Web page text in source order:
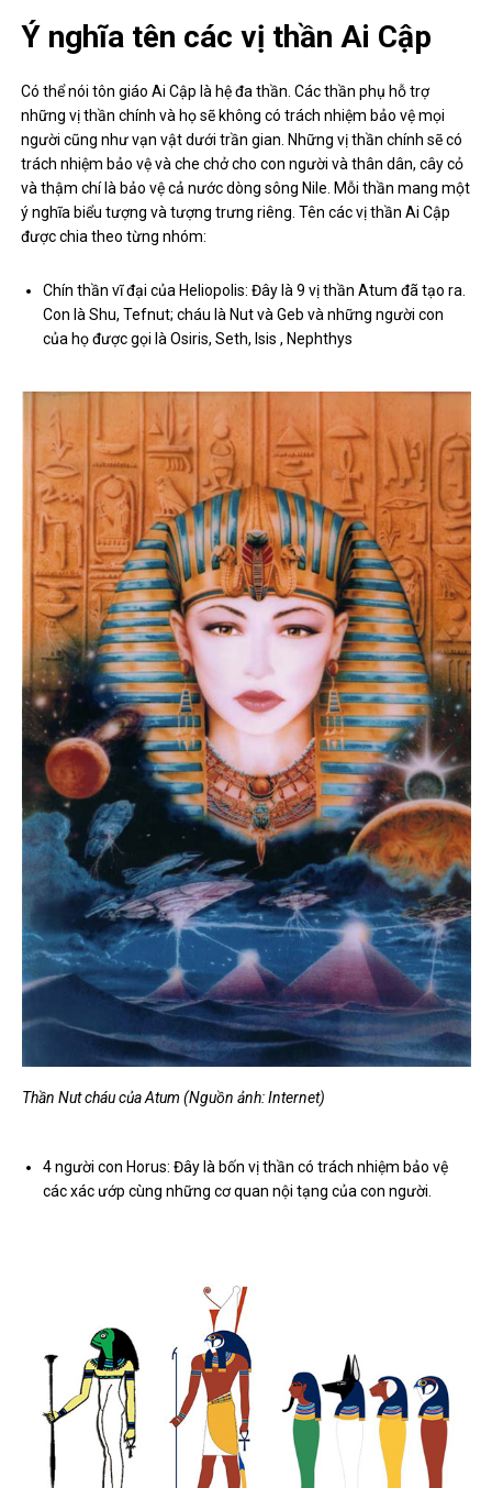
Ý nghĩa tên các vị thần Ai Cập
Có thể nói tôn giáo Ai Cập là hệ đa thần. Các thần phụ hỗ trợ
những vị thần chính và họ sẽ không có trách nhiệm bảo vệ mọi
người cũng như vạn vật dưới trần gian. Những vị thần chính sẽ có
trách nhiệm bảo vệ và che chở cho con người và thân dân, cây cỏ
và thậm chí là bảo vệ cả nước dòng sông Nile. Mỗi thần mang một
ý nghĩa biểu tượng và tượng trưng riêng. Tên các vị thần Ai Cập
được chia theo từng nhóm:
Chín thần vĩ đại của Heliopolis: Đây là 9 vị thần Atum đã tạo ra.
Con là Shu, Tefnut; cháu là Nut và Geb và những người con
của họ được gọi là Osiris, Seth, Isis , Nephthys
Thần Nut cháu của Atum (Nguồn ảnh: Internet)
4 người con Horus: Đây là bốn vị thần có trách nhiệm bảo vệ
các xác ướp cùng những cơ quan nội tạng của con người.